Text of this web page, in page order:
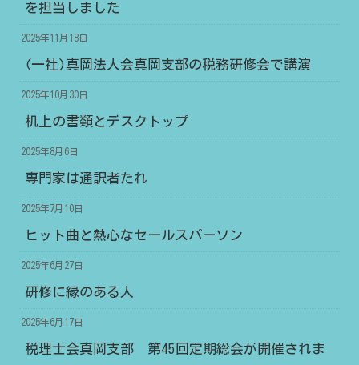
を担当しました
2025年11月18日
(一社)真岡法人会真岡支部の税務研修会で講演
2025年10月30日
机上の書類とデスクトップ
2025年8月6日
専門家は通訳者たれ
2025年7月10日
ヒット曲と熱心なセールスパーソン
2025年6月27日
研修に縁のある人
2025年6月17日
税理士会真岡支部 第45回定期総会が開催されま